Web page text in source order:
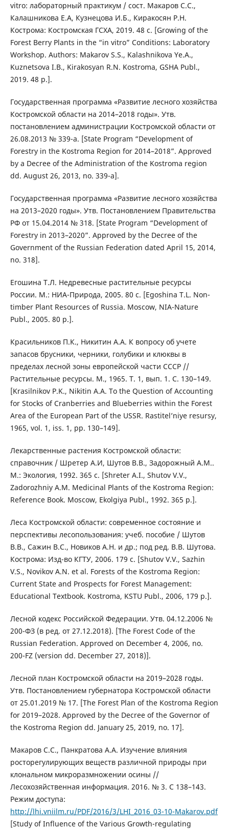
vitro: лабораторный практикум / cост. Макаров С.С.,
Калашникова Е.А, Кузнецова И.Б., Киракосян Р.Н.
Кострома: Костромская ГСХА, 2019. 48 с. [Growing of the
Forest Berry Plants in the “in vitro” Conditions: Laboratory
Workshop. Authors: Makarov S.S., Kalashnikova Ye.A.,
Kuznetsova I.B., Kirakosyan R.N. Kostroma, GSHA Publ.,
2019. 48 p.].
Государственная программа «Развитие лесного хозяйства
Костромской области на 2014–2018 годы». Утв.
постановлением администрации Костромской области от
26.08.2013 № 339-а. [State Program “Development of
Forestry in the Kostroma Region for 2014–2018”. Approved
by a Decree of the Administration of the Kostroma region
dd. August 26, 2013, no. 339-a].
Государственная программа «Развитие лесного хозяйства
на 2013–2020 годы». Утв. Постановлением Правительства
РФ от 15.04.2014 № 318. [State Program “Development of
Forestry in 2013–2020”. Approved by the Decree of the
Government of the Russian Federation dated April 15, 2014,
no. 318].
Егошина Т.Л. Недревесные растительные ресурсы
России. М.: НИА-Природа, 2005. 80 с. [Egoshina T.L. Non-
timber Plant Resources of Russia. Moscow, NIA-Nature
Publ., 2005. 80 p.].
Красильников П.К., Никитин А.А. К вопросу об учете
запасов брусники, черники, голубики и клюквы в
пределах лесной зоны европейской части СССР //
Растительные ресурсы. М., 1965. Т. 1, вып. 1. С. 130–149.
[Krasilnikov P.K., Nikitin A.A. To the Question of Accounting
for Stocks of Cranberries and Blueberries within the Forest
Area of the European Part of the USSR. Rastitel’niye resursy,
1965, vol. 1, iss. 1, pp. 130–149].
Лекарственные растения Костромской области:
справочник / Шретер А.И, Шутов В.В., Задорожный А.М..
М.: Экология, 1992. 365 с. [Shreter A.I., Shutov V.V.,
Zadorozhniy A.M. Medicinal Plants of the Kostroma Region:
Reference Book. Moscow, Ekolgiya Publ., 1992. 365 p.].
Леса Костромской области: современное состояние и
перспективы лесопользования: учеб. пособие / Шутов
В.В., Сажин В.С., Новиков А.Н. и др.; под ред. В.В. Шутова.
Кострома: Изд-во КГТУ, 2006. 179 с. [Shutov V.V., Sazhin
V.S., Novikov A.N. et al. Forests of the Kostroma Region:
Current State and Prospects for Forest Management:
Educational Textbook. Kostroma, KSTU Publ., 2006, 179 p.].
Лесной кодекс Российской Федерации. Утв. 04.12.2006 №
200-ФЗ (в ред. от 27.12.2018). [The Forest Code of the
Russian Federation. Approved on December 4, 2006, no.
200-FZ (version dd. December 27, 2018)].
Лесной план Костромской области на 2019–2028 годы.
Утв. Постановлением губернатора Костромской области
от 25.01.2019 № 17. [The Forest Plan of the Kostroma Region
for 2019–2028. Approved by the Decree of the Governor of
the Kostroma Region dd. January 25, 2019, no. 17].
Макаров С.С., Панкратова А.А. Изучение влияния
росторегулирующих веществ различной природы при
клональном микроразмножении осины //
Лесохозяйственная информация. 2016. № 3. C 138–143.
Режим доступа:
http://lhi.vniilm.ru/PDF/2016/3/LHI_2016_03-10-Makarov.pdf
[Study of Influence of the Various Growth-regulating